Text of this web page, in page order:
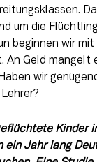
um die
beginnen wir mit
An Geld mangelt
wir
Kinder
ein Jahr lang